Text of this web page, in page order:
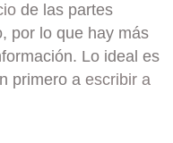
de las partes
por lo que hay más
Lo ideal es
primero a escribir a